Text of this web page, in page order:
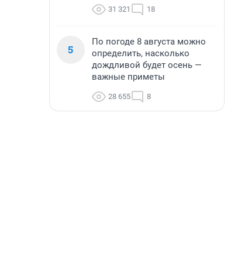
31 321 18
5
По погоде 8 августа можно
определить, насколько
дождливой будет осень —
важные приметы
28 655 8